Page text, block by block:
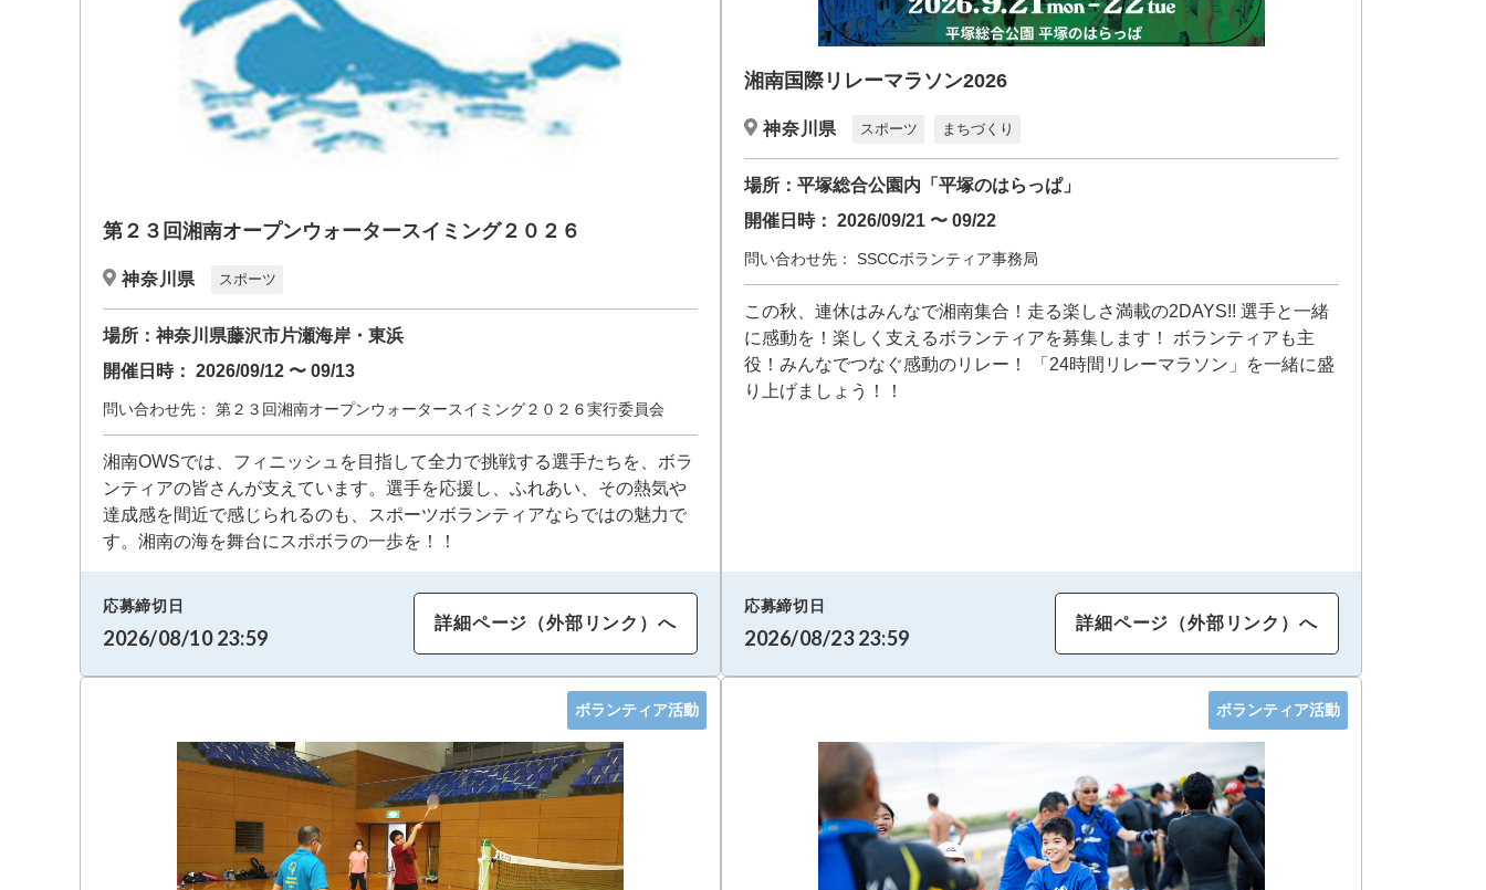
第２３回湘南オープンウォータースイミング２０２６
神奈川県 スポーツ
場所： 神奈川県藤沢市片瀬海岸・東浜
開催日時： 2026/09/12 〜 09/13
問い合わせ先： 第２３回湘南オープンウォータースイミング２０２６実行委員会
湘南OWSでは、フィニッシュを目指して全力で挑戦する選手たちを、ボラ
ンティアの皆さんが支えています。選手を応援し、ふれあい、その熱気や
達成感を間近で感じられるのも、スポーツボランティアならではの魅力で
す。湘南の海を舞台にスポボラの一歩を！！
応募締切日
2026/08/10 23:59
詳細ページ（外部リンク）へ
湘南国際リレーマラソン2026
神奈川県 スポーツ まちづくり
場所： 平塚総合公園内「平塚のはらっぱ」
開催日時： 2026/09/21 〜 09/22
問い合わせ先： SSCCボランティア事務局
この秋、連休はみんなで湘南集合！走る楽しさ満載の2DAYS!! 選手と一緒
に感動を！楽しく支えるボランティアを募集します！ ボランティアも主
役！みんなでつなぐ感動のリレー！ 「24時間リレーマラソン」を一緒に盛
り上げましょう！！
応募締切日
2026/08/23 23:59
詳細ページ（外部リンク）へ
ボランティア活動 ボランティア活動